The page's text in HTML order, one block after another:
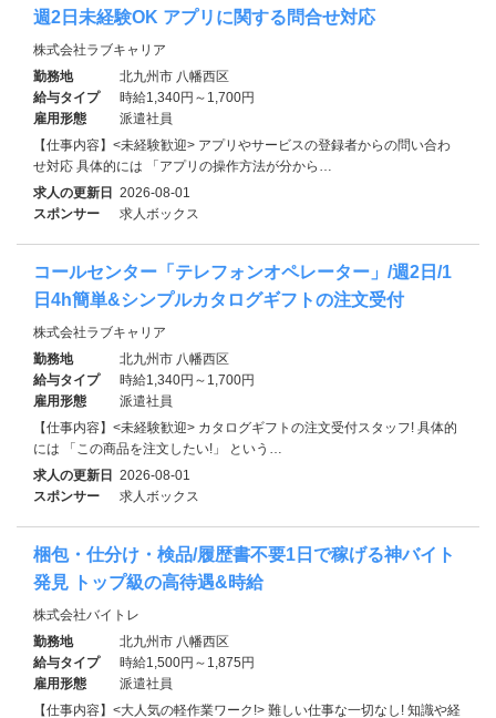
週2日未経験OK アプリに関する問合せ対応
株式会社ラブキャリア
勤務地
北九州市 八幡西区
給与タイプ
時給1,340円～1,700円
雇用形態
派遣社員
【仕事内容】<未経験歓迎> アプリやサービスの登録者からの問い合わ
せ対応 具体的には 「アプリの操作方法が分から…
求人の更新日 2026-08-01
スポンサー
求人ボックス
コールセンター「テレフォンオペレーター」/週2日/1
日4h簡単&シンプルカタログギフトの注文受付
株式会社ラブキャリア
勤務地
北九州市 八幡西区
給与タイプ
時給1,340円～1,700円
雇用形態
派遣社員
【仕事内容】<未経験歓迎> カタログギフトの注文受付スタッフ! 具体的
には 「この商品を注文したい!」 という…
求人の更新日 2026-08-01
スポンサー
求人ボックス
梱包・仕分け・検品/履歴書不要1日で稼げる神バイト
発見 トップ級の高待遇&時給
株式会社バイトレ
勤務地
北九州市 八幡西区
給与タイプ
時給1,500円～1,875円
雇用形態
派遣社員
【仕事内容】<大人気の軽作業ワーク!> 難しい仕事な一切なし! 知識や経